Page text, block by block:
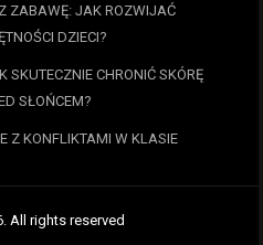
ZABAWĘ: JAK ROZWIJAĆ
DZIECI?
SKUTECZNIE CHRONIĆ SKÓRĘ
SŁOŃCEM?
Z KONFLIKTAMI W KLASIE
All rights reserved